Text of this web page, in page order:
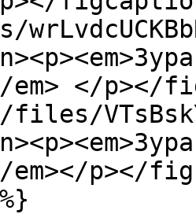
em> </
em></p></